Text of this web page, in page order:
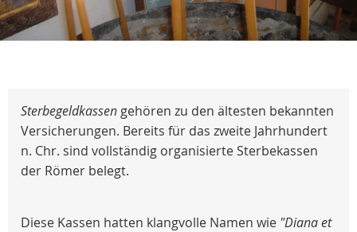
Sterbegeldkassen gehören zu den ältesten bekannten
Versicherungen. Bereits für das zweite Jahrhundert
n. Chr. sind vollständig organisierte Sterbekassen
der Römer belegt.
Diese Kassen hatten klangvolle Namen wie "Diana et